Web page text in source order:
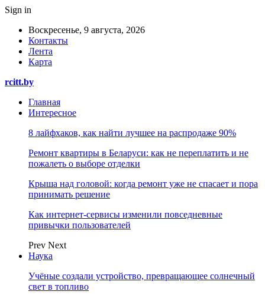
Sign in
Воскресенье, 9 августа, 2026
Контакты
Лента
Карта
rcitt.by
Главная
Интересное
8 лайфхаков, как найти лучшее на распродаже 90%
Ремонт квартиры в Беларуси: как не переплатить и не
пожалеть о выборе отделки
Крыша над головой: когда ремонт уже не спасает и пора
принимать решение
Как интернет-сервисы изменили повседневные
привычки пользователей
Prev Next
Наука
Учёные создали устройство, превращающее солнечный
свет в топливо